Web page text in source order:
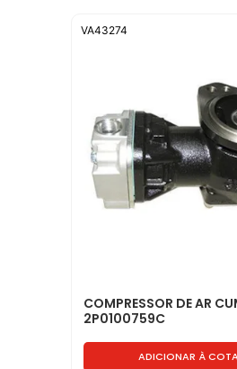
COMPRESSOR DE AR
2P0100759C
ADICIONAR À
VA43274